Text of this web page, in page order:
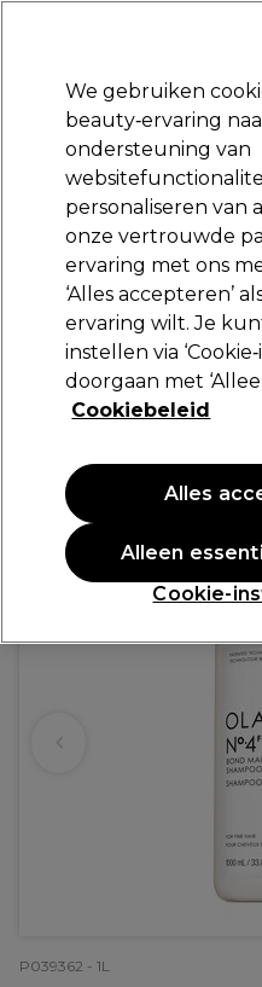
Merken Deals Haar
Volgende
Na verzending,
Olaplex
Olaplex N°.4FINE
Shampoo 1000ml
(0
PROMOTIE
P039362 - 1L
We gebruiken
beauty‑ervaring
ondersteuning van
personaliseren van
onze vertrouwde
ervaring met ons
‘Alles accepteren’
ervaring wilt. Je
instellen via
doorgaan met
Cookiebeleid
Cookie-
Alleen
Alles